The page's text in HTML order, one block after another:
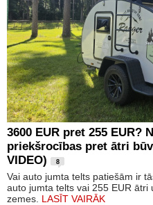
3600 EUR pret 255 EUR?
priekšrocības pret ātri
VIDEO)
8
Vai auto jumta telts patiešām ir
auto jumta telts vai 255 EUR
zemes. LASĪT VAIRĀK